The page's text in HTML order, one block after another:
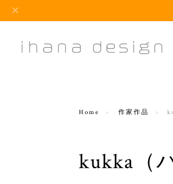
Home 作家作品
kukka（